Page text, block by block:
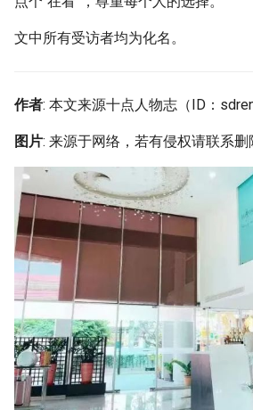
文中所有受访者均为化名。
作者: 本文来源十点人物志（ID：
图片: 来源于网络，若有侵权请联系删